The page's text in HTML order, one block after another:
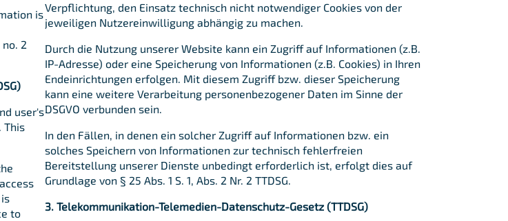
is
2
user's
This
to
Verpflichtung, den Einsatz technisch nicht notwendiger Cookies von der
jeweiligen Nutzereinwilligung abhängig zu machen.
Durch die Nutzung unserer Website kann ein Zugriff auf Informationen (z.B.
IP-Adresse) oder eine Speicherung von Informationen (z.B. Cookies) in Ihren
Endeinrichtungen erfolgen. Mit diesem Zugriff bzw. dieser Speicherung
kann eine weitere Verarbeitung personenbezogener Daten im Sinne der
DSGVO verbunden sein.
In den Fällen, in denen ein solcher Zugriff auf Informationen bzw. ein
solches Speichern von Informationen zur technisch fehlerfreien
Bereitstellung unserer Dienste unbedingt erforderlich ist, erfolgt dies auf
Grundlage von § 25 Abs. 1 S. 1, Abs. 2 Nr. 2 TTDSG.
3. Telekommunikation-Telemedien-Datenschutz-Gesetz (TTDSG)